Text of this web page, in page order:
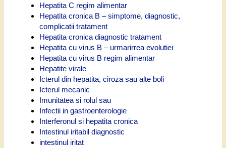
Hepatita C regim alimentar
Hepatita cronica B – simptome, diagnostic,
complicatii tratament
Hepatita cronica diagnostic tratament
Hepatita cu virus B – urmarirrea evolutiei
Hepatita cu virus B regim alimentar
Hepatite virale
Icterul din hepatita, ciroza sau alte boli
Icterul mecanic
Imunitatea si rolul sau
Infectii in gastroenterologie
Interferonul si hepatita cronica
Intestinul iritabil diagnostic
intestinul iritat